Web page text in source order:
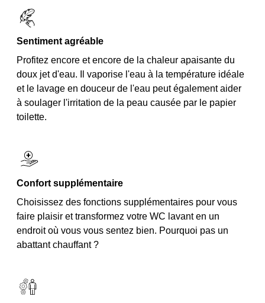
Sentiment agréable
Profitez encore et encore de la chaleur apaisante du
doux jet d'eau. Il vaporise l'eau à la température idéale
et le lavage en douceur de l'eau peut également aider
à soulager l'irritation de la peau causée par le papier
toilette.
Confort supplémentaire
Choisissez des fonctions supplémentaires pour vous
faire plaisir et transformez votre WC lavant en un
endroit où vous vous sentez bien. Pourquoi pas un
abattant chauffant ?